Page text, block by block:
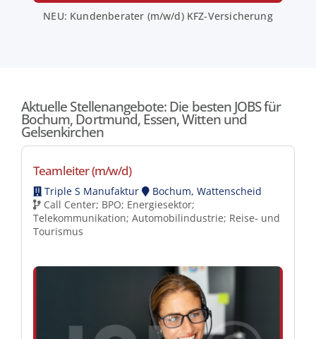
NEU: Kundenberater (m/w/d) KFZ-Versicherung
Aktuelle Stellenangebote: Die besten JOBS für
Bochum, Dortmund, Essen, Witten und
Gelsenkirchen
Teamleiter (m/w/d)
Triple S Manufaktur
Bochum, Wattenscheid
Call Center; BPO; Energiesektor;
Telekommunikation; Automobilindustrie; Reise- und
Tourismus